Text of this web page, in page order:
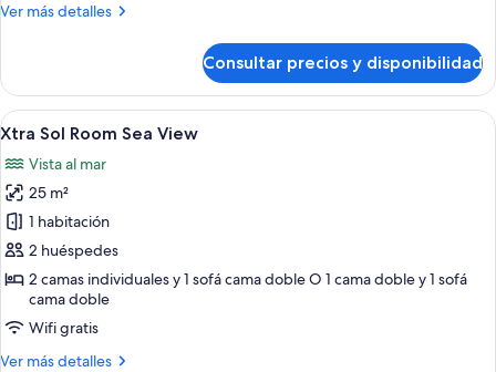
children)
Ver más detalles
Más
doble
(Sol,
2
+
2
children)
Consultar precios y disponibilidad
Abrir
todas
las
fotos
de
Xtra
Sol
Room
Sea
View
Habitación de hotel con cama,
3
Xtra Sol Room Sea View
Vista al mar
25 m²
1 habitación
2 huéspedes
2 camas individuales y 1 sofá cama doble O 1 cama doble y 1 sofá
cama doble
Wifi gratis
Ver más detalles
Más